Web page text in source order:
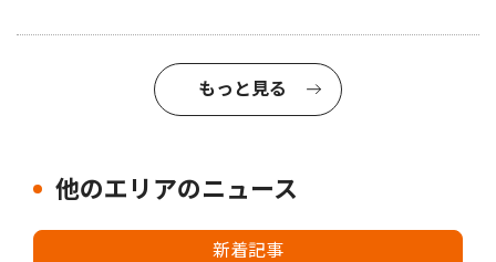
もっと見る
他のエリアのニュース
新着記事